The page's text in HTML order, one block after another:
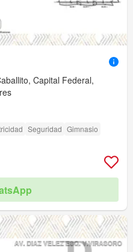
Capital Federal,
Seguridad Gimnasio